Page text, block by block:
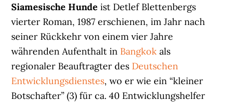
Siamesische Hunde ist Detlef Blettenbergs
vierter Roman, 1987 erschienen, im Jahr nach
seiner Rückkehr von einem vier Jahre
währenden Aufenthalt in Bangkok als
regionaler Beauftragter des Deutschen
Entwicklungsdienstes, wo er wie ein “kleiner
Botschafter” (3) für ca. 40 Entwicklungshelfer